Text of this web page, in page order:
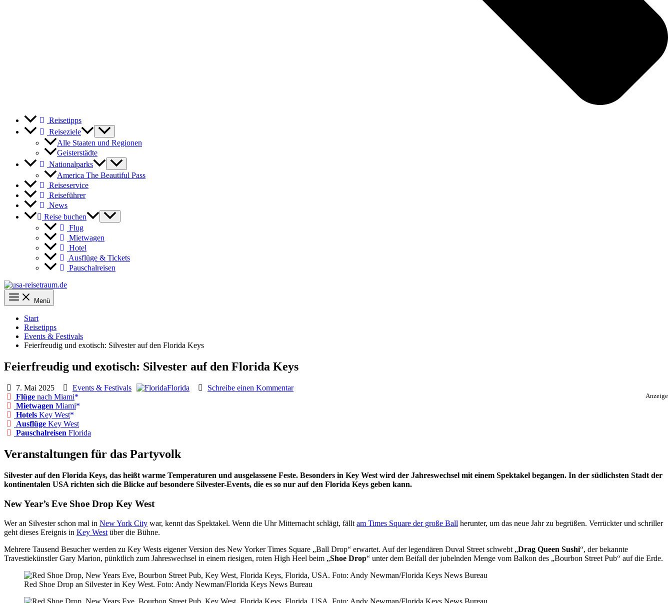
Reisetipps
Reiseziele
Alle Staaten und Regionen
Geisterstädte
Nationalparks
America The Beautiful Pass
Reiseservice
Reiseführer
News
Reise buchen
Flug
Mietwagen
Hotel
Ausflüge & Tickets
Pauschalreisen
Menü
Start
Reisetipps
Events & Festivals
Feierfreudig und exotisch: Silvester auf den Florida Keys
Feierfreudig und exotisch: Silvester auf den Florida Keys
7. Mai 2025 Events & Festivals Florida Schreibe einen Kommentar
Anzeige
Flüge nach Miami
Mietwagen Miami
Hotels Key West
Ausflüge Key West
Pauschalreisen Florida
Veranstaltungen für das Partyvolk
Silvester auf den Florida Keys, das heißt warme Temperaturen und ausgelassene Feste. Besonders in Key West wird der Jahreswechsel mit einem Spektakel begangen. In der südlichsten Stadt der
kontinentalen USA richten sich die Blicke auf besondere Silvester-Events, die es so nur auf den Florida Keys geben kann.
New Year’s Eve Shoe Drop Key West
Wer an Silvester schon mal in New York City war, kennt das Spektakel. Wenn die Uhr Mitternacht schlägt, fällt am Times Square der große Ball herunter, um das neue Jahr zu begrüßen. Verrückter und schriller
geht dieses Ereignis in Key West über die Bühne.
Mehrere Tausend Besucher werden zu Key Wests eigener Version des New Yorker Times Square „Ball Drop“ erwartet. Auf der legendären Duval Street schwebt „Drag Queen Sushi“, der bekannte
Travestiekünstler Gary Marion, pünktlich zum Jahreswechsel in einem riesigen, roten High Heel beim „Shoe Drop“ unter dem Beifall der jubelnden Menge vom Balkon des „Bourbon Street Pub“ auf die Erde.
Red Shoe Drop an Silvester in Key West. Foto: Andy Newman/Florida Keys News Bureau